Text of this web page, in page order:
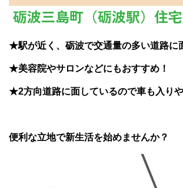
砺波三島町（砺波駅）住
★駅が近く、砺波で交通量の多い道路に
★美容院やサロンなどにもおすすめ！
★2方向道路に面しているので車も入り
便利な立地で新生活を始めませんか？